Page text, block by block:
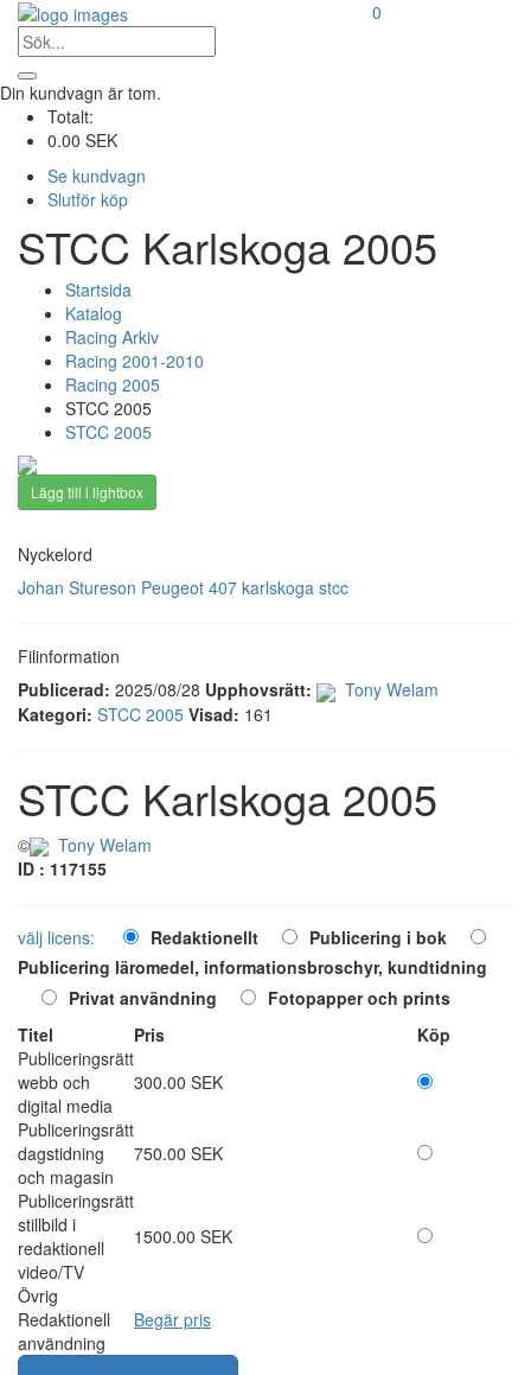
0
Din kundvagn är tom.
Totalt:
0.00 SEK
Se kundvagn
Slutför köp
STCC Karlskoga 2005
Startsida
Katalog
Racing Arkiv
Racing 2001-2010
Racing 2005
STCC 2005
STCC 2005
Lägg till i lightbox
Nyckelord
Johan Stureson Peugeot 407 karlskoga stcc
Filinformation
Publicerad: 2025/08/28 Upphovsrätt:
Tony Welam
Kategori: STCC 2005 Visad: 161
STCC Karlskoga 2005
©
Tony Welam
ID : 117155
välj licens: Redaktionellt
Publicering i bok
Publicering läromedel, informationsbroschyr, kundtidning
Privat användning
Fotopapper och prints
Titel
Pris
Köp
Publiceringsrätt
webb och
digital media
300.00 SEK
Publiceringsrätt
dagstidning
och magasin
750.00 SEK
Publiceringsrätt
stillbild i
redaktionell
video/TV
1500.00 SEK
Övrig
Redaktionell
användning
Begär pris